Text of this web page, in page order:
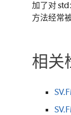
加了对
方法经常
相关